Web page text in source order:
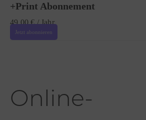
+Print Abonnement
49,00€ / Jahr
Jetzt abonnieren
Online-